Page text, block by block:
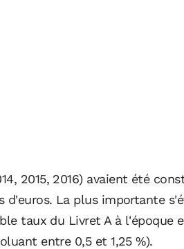
2015, 2016) avaient été
d'euros. La plus importante
taux du Livret A à l'époque
entre 0,5 et 1,25 %).